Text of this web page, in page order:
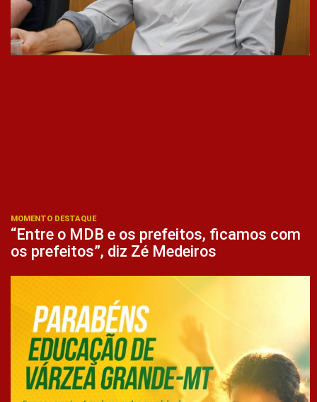
MOMENTO DESTAQUE
“Entre o MDB e os prefeitos, ficamos com
os prefeitos”, diz Zé Medeiros